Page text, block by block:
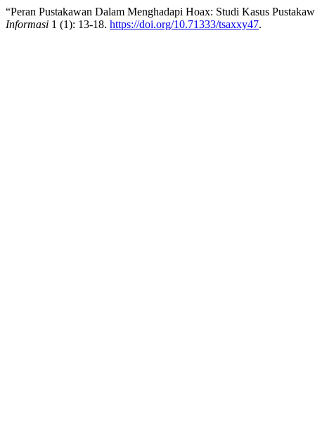
“Peran Pustakawan Dalam Menghadapi Hoax: Studi Kasus
Informasi 1 (1): 13-18. https://doi.org/10.71333/tsaxxy47.